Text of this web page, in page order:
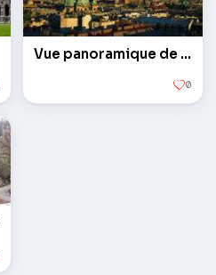
Vue panoramique de la ville
0